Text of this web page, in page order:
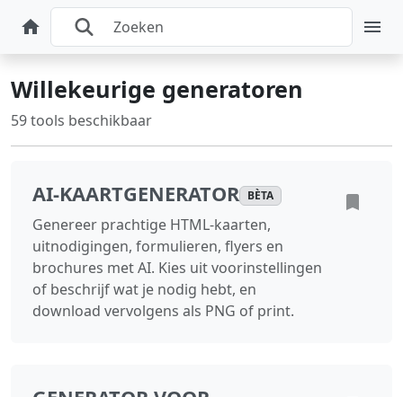
Willekeurige generatoren
59 tools beschikbaar
AI-KAARTGENERATOR BÈTA
Genereer prachtige HTML-kaarten,
uitnodigingen, formulieren, flyers en
brochures met AI. Kies uit voorinstellingen
of beschrijf wat je nodig hebt, en
download vervolgens als PNG of print.